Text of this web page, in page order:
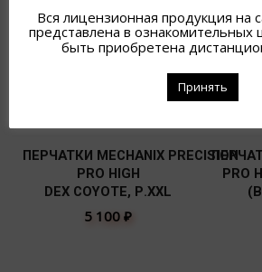
ПЕРЧАТКИ MECHANIX PRECISION
PRO HIGH
DEX СOYOTE, Р.XXL
5 100 ₽
PRO
Вся лицензионная продукция на
представлена в
быть приобретена
Принять